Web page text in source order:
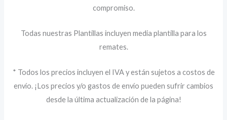
compromiso.
Todas nuestras Plantillas incluyen media plantilla para los
remates.
* Todos los precios incluyen el IVA y están sujetos a costos de
envío. ¡Los precios y/o gastos de envío pueden sufrir cambios
desde la última actualización de la página!